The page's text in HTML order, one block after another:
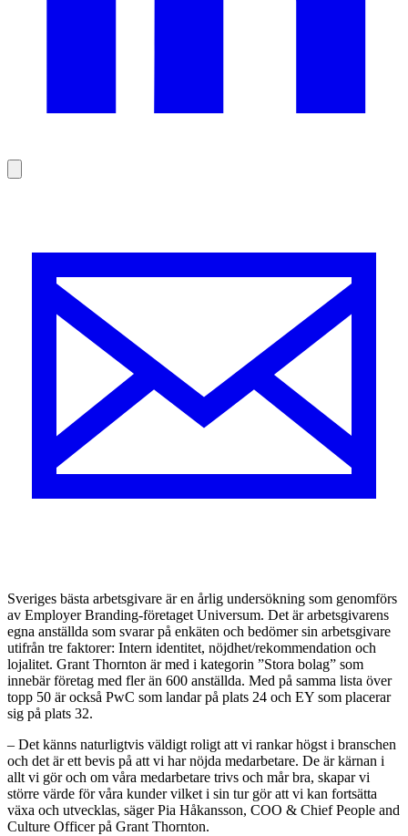
Sveriges bästa arbetsgivare är en årlig undersökning som genomförs
av Employer Branding-företaget Universum. Det är arbetsgivarens
egna anställda som svarar på enkäten och bedömer sin arbetsgivare
utifrån tre faktorer: Intern identitet, nöjdhet/rekommendation och
lojalitet. Grant Thornton är med i kategorin ”Stora bolag” som
innebär företag med fler än 600 anställda. Med på samma lista över
topp 50 är också PwC som landar på plats 24 och EY som placerar
sig på plats 32.
– Det känns naturligtvis väldigt roligt att vi rankar högst i branschen
och det är ett bevis på att vi har nöjda medarbetare. De är kärnan i
allt vi gör och om våra medarbetare trivs och mår bra, skapar vi
större värde för våra kunder vilket i sin tur gör att vi kan fortsätta
växa och utvecklas, säger Pia Håkansson, COO & Chief People and
Culture Officer på Grant Thornton.